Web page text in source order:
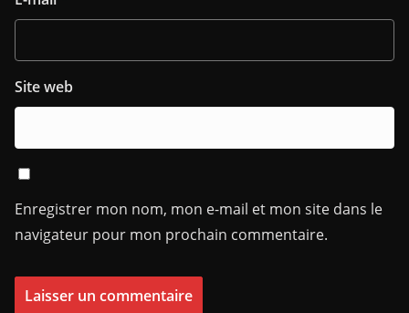
Site web
Enregistrer mon nom, mon e-mail et mon site dans le
navigateur pour mon prochain commentaire.